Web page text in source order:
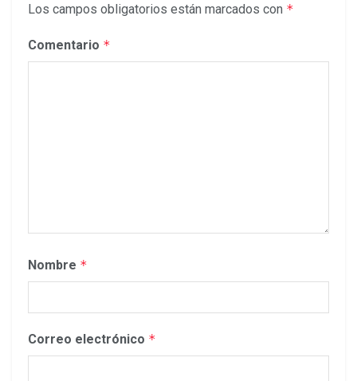
Los campos obligatorios están marcados con *
Comentario *
Nombre *
Correo electrónico *